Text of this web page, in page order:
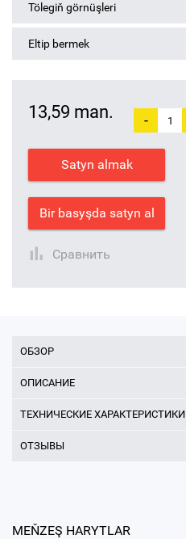
Tölegiň görnüşleri
Eltip bermek
13,59 man. -
Satyn almak
Bir basyşda satyn al
Сравнить
ОБЗОР
ОПИСАНИЕ
ТЕХНИЧЕСКИЕ ХАРАКТЕРИСТИКИ
ОТЗЫВЫ
MEŇZEŞ HARYTLAR